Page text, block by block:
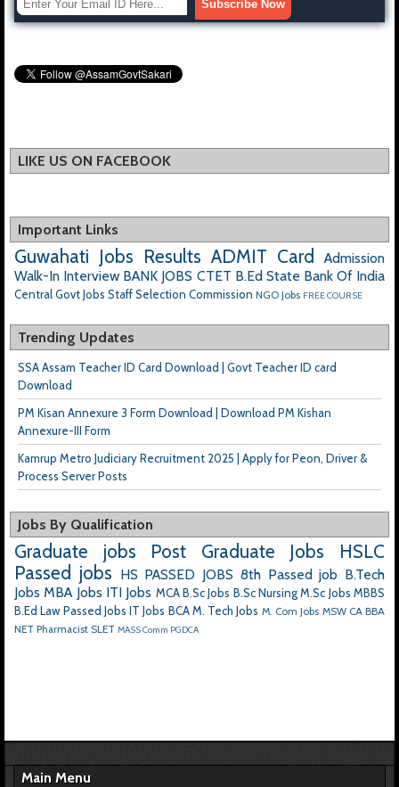
LIKE US ON FACEBOOK
Important Links
Guwahati Jobs Results ADMIT Card
Admission
Walk-In Interview BANK JOBS CTET B.Ed State Bank Of India
Central Govt Jobs Staff Selection Commission NGO Jobs FREE COURSE
Trending Updates
SSA Assam Teacher ID Card Download | Govt Teacher ID card
Download
PM Kisan Annexure 3 Form Download | Download PM Kishan
Annexure-III Form
Kamrup Metro Judiciary Recruitment 2025 | Apply for Peon, Driver &
Process Server Posts
Jobs By Qualification
Graduate jobs Post Graduate Jobs
HSLC
Passed jobs HS PASSED JOBS 8th Passed job B.Tech
Jobs MBA Jobs ITI Jobs MCA B.Sc Jobs B.Sc Nursing M.Sc Jobs MBBS
B.Ed Law Passed Jobs IT Jobs BCA M. Tech Jobs M. Com Jobs MSW CA BBA
NET Pharmacist SLET MASS Comm PGDCA
Main Menu